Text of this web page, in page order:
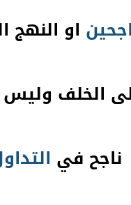
او النهج
الخلف وليس
ناجح في